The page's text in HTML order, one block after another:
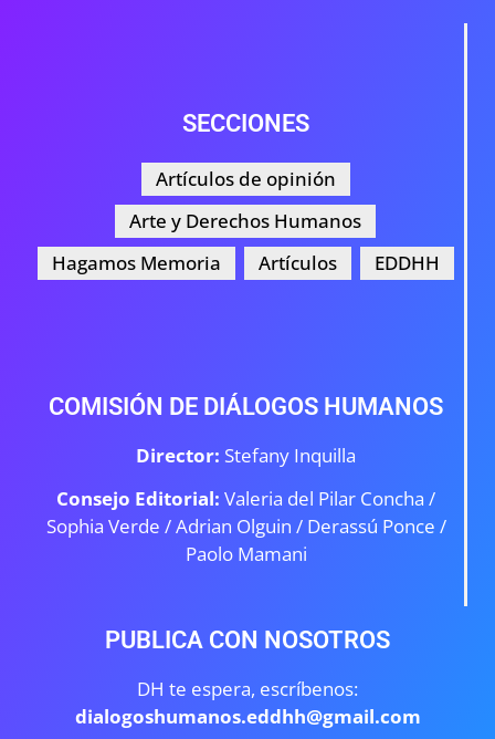
SECCIONES
Artículos de opinión
Arte y Derechos Humanos
Hagamos Memoria
Artículos EDDHH
COMISIÓN DE DIÁLOGOS HUMANOS
Director: Stefany Inquilla
Consejo Editorial: Valeria del Pilar Concha /
Sophia Verde /Adrian Olguin / Derassú Ponce /
Paolo Mamani
PUBLICA CON NOSOTROS
DH te espera, escríbenos:
dialogoshumanos.eddhh@gmail.com